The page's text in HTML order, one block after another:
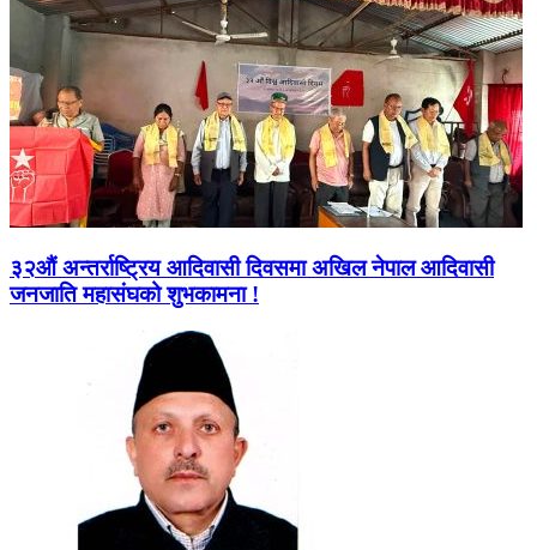
३२औं अन्तर्राष्ट्रिय आदिवासी दिवसमा अखिल नेपाल आदिवासी
जनजाति महासंघको शुभकामना !